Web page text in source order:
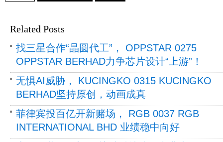
Related Posts
找三星合作“晶圆代工”， OPPSTAR 0275
OPPSTAR BERHAD力争芯片设计“上游”！
无惧AI威胁， KUCINGKO 0315 KUCINGKO
BERHAD坚持原创，动画成真
菲律宾投百亿开新赌场， RGB 0037 RGB
INTERNATIONAL BHD 业绩稳中向好